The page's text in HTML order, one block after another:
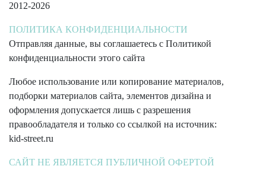
2012-2026
ПОЛИТИКА КОНФИДЕНЦИАЛЬНОСТИ
Отправляя данные, вы соглашаетесь с Политикой
конфиденциальности этого сайта
Любое использование или копирование материалов,
подборки материалов сайта, элементов дизайна и
оформления допускается лишь с разрешения
правообладателя и только со ссылкой на источник:
kid-street.ru
САЙТ НЕ ЯВЛЯЕТСЯ ПУБЛИЧНОЙ ОФЕРТОЙ